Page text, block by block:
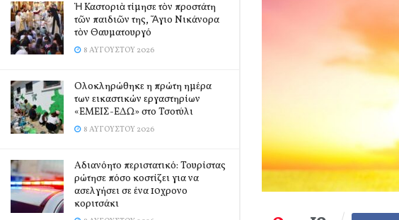
Ἡ Καστοριὰ τίμησε τὸν προστάτη
τῶν παιδιῶν της, Ἅγιο Νικάνορα
τὸν Θαυματουργό
8 ΑΥΓΟΎΣΤΟΥ 2026
Ολοκληρώθηκε η πρώτη ημέρα
των εικαστικών εργαστηρίων
«ΕΜΕΙΣ-ΕΔΩ» στο Τσοτύλι
8 ΑΥΓΟΎΣΤΟΥ 2026
Αδιανόητο περιστατικό: Τουρίστας
ρώτησε πόσο κοστίζει για να
ασελγήσει σε ένα 10χρονο
κοριτσάκι